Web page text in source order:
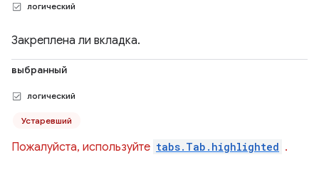
логический
Закреплена ли вкладка.
выбранный
логический
Устаревший
Пожалуйста, используйте tabs.Tab.highlighted .